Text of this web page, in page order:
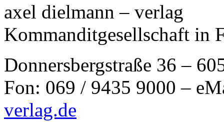
axel dielmann – verlag
Kommanditgesellschaft in
Donnersbergstraße 36 –
Fon: 069 / 9435 9000 –
verlag.de